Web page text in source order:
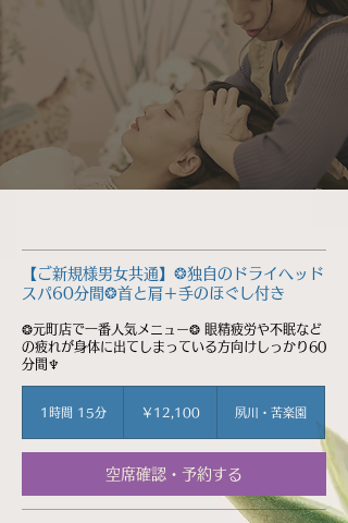
【ご新規様男女共通】❂独自のドライヘッド
スパ60分間❂首と肩＋手のほぐし付き
❂元町店で一番人気メニュー❂ 眼精疲労や不眠など
の疲れが身体に出てしまっている方向けしっかり60
分間♆
1時間 15分
分
￥12,100 夙川・苦楽園
空席確認・予約する